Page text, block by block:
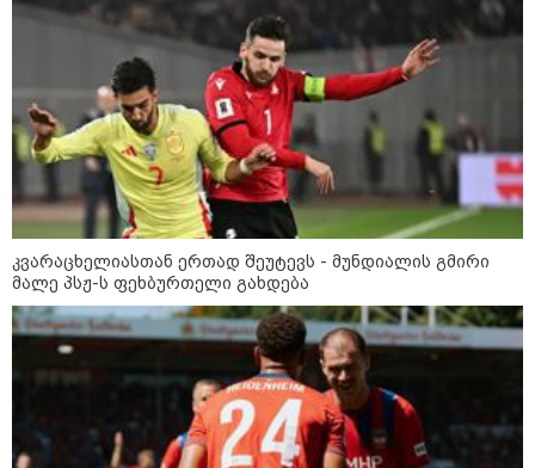
09:36 / 08-08-2026
"ბავშვობიდან ასე ვარ..
ფანატიკურად ვარ შეყვარებული
საქართველოზე" - გაიცანით
მარტინ გუიმჯიანი, ქართულ
ენასა და საქართველოზე
შეყვარებული სომეხი ბიჭი
23:15 / 07-08-2026
ამოუცნობი ანომალიური
მოვლენები - ტრამპის
ადმინისტრაციამ “UFO”- ს
ფაილების მორიგი პაკეტი
გამოაქვეყნა
22:30 / 07-08-2026
ინტერნეტში ამაღელვებელი
კადრები ვრცელდება - როგორ
გადაარჩინა 56 წლის კაცმა
ბავშვები აბობოქრებულ ზღვაში
დახრჩობას
კვარაცხელიასთან ერთად შეუტევს - მუნდიალის გმირი
მალე პსჟ-ს ფეხბურთელი გახდება